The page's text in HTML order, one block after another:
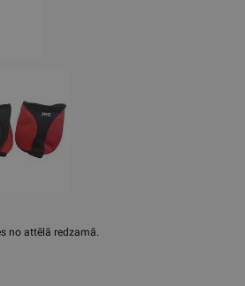
no attēlā redzamā.